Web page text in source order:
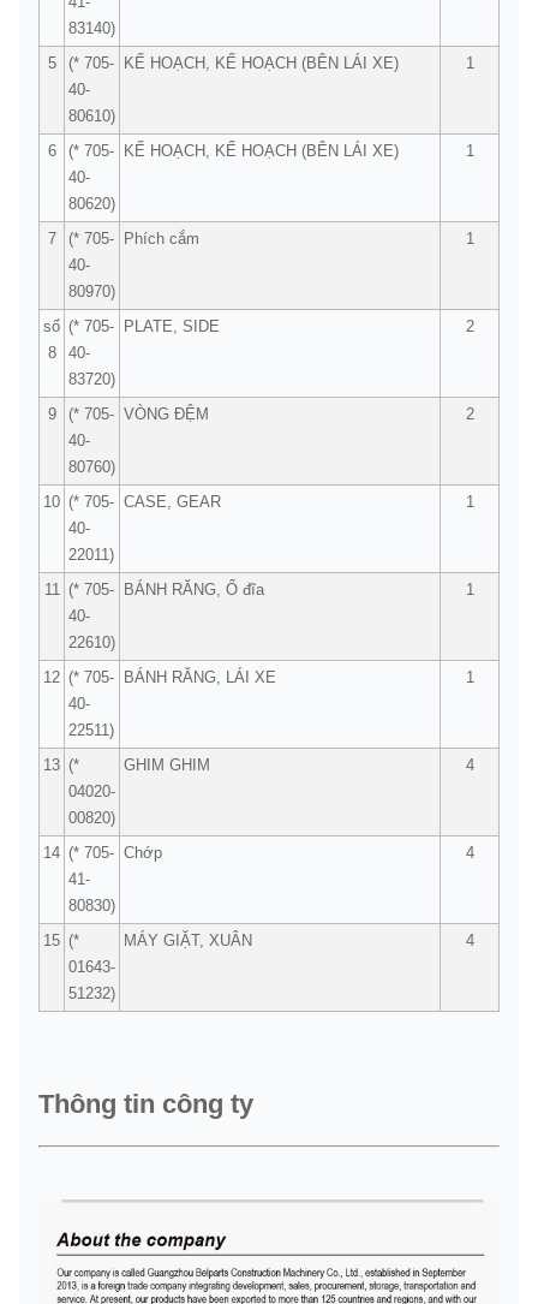
83140)
5
(* 705-
40-
80610)
KẾ HOẠCH, KẾ HOẠCH (BÊN LÁI XE) 1
6
(* 705-
40-
80620)
KẾ HOẠCH, KẾ HOẠCH (BÊN LÁI XE) 1
7
(* 705-
40-
80970)
Phích cắm 1
số
8
(* 705-
40-
83720)
PLATE, SIDE 2
9
(* 705-
40-
80760)
VÒNG ĐỆM 2
10 (* 705-
40-
22011)
CASE, GEAR 1
11 (* 705-
40-
22610)
BÁNH RĂNG, Ổ đĩa 1
12 (* 705-
40-
22511)
BÁNH RĂNG, LÁI XE 1
13 (*
04020-
00820)
GHIM GHIM 4
14 (* 705-
41-
80830)
Chớp 4
15 (*
01643-
51232)
MÁY GIẶT, XUÂN 4
Thông tin công ty